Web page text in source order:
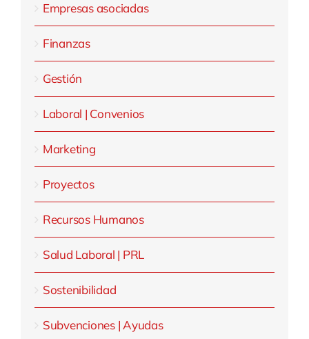
Empresas asociadas
Finanzas
Gestión
Laboral | Convenios
Marketing
Proyectos
Recursos Humanos
Salud Laboral | PRL
Sostenibilidad
Subvenciones | Ayudas